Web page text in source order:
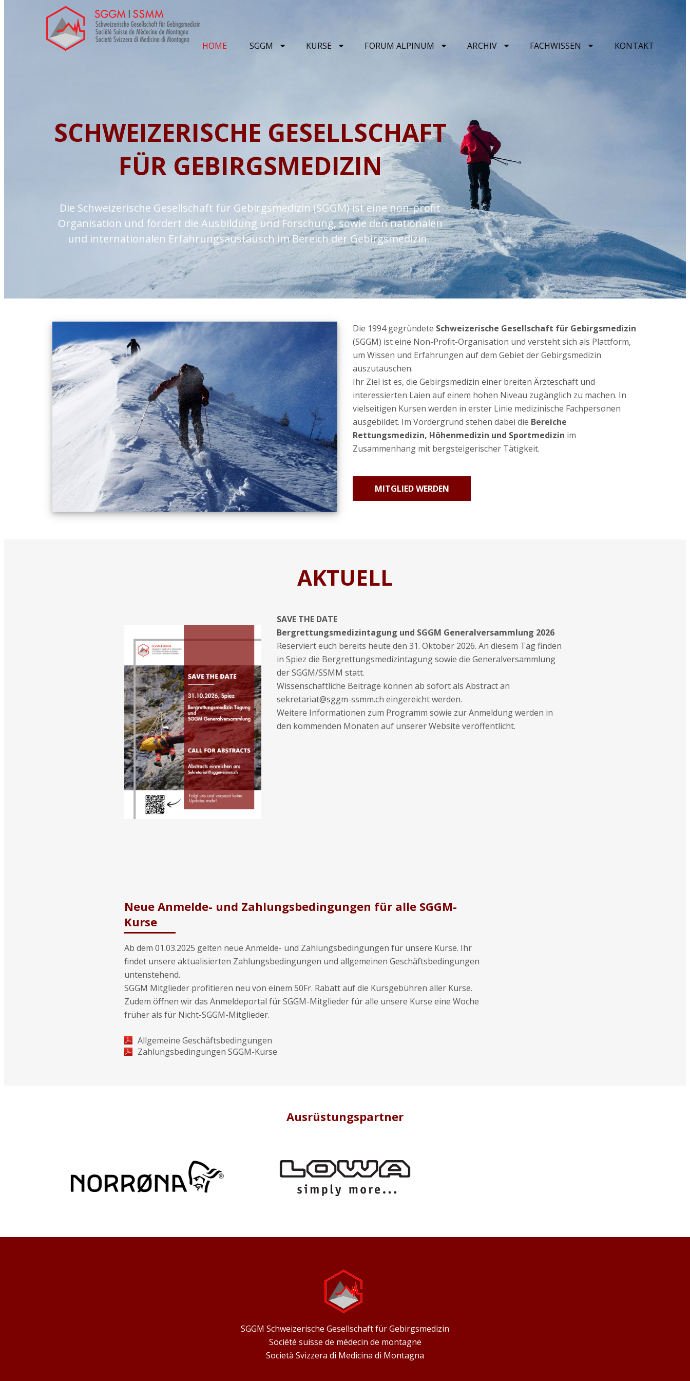
HOME SGGM KURSE FORUM ALPINUM ARCHIV FACHWISSEN KONTAKT
SCHWEIZERISCHE GESELLSCHAFT
FÜR GEBIRGSMEDIZIN
Die Schweizerische Gesellschaft für Gebirgsmedizin (SGGM) ist eine non-profit
Organisation und fördert die Ausbildung und Forschung, sowie den nationalen
und internationalen Erfahrungsaustausch im Bereich der Gebirgsmedizin.
Die 1994 gegründete Schweizerische Gesellschaft für Gebirgsmedizin
(SGGM) ist eine Non-Profit-Organisation und versteht sich als Plattform,
um Wissen und Erfahrungen auf dem Gebiet der Gebirgsmedizin
auszutauschen.
Ihr Ziel ist es, die Gebirgsmedizin einer breiten Ärzteschaft und
interessierten Laien auf einem hohen Niveau zugänglich zu machen. In
vielseitigen Kursen werden in erster Linie medizinische Fachpersonen
ausgebildet. Im Vordergrund stehen dabei die Bereiche
Rettungsmedizin, Höhenmedizin und Sportmedizin im
Zusammenhang mit bergsteigerischer Tätigkeit.
MITGLIED WERDEN
AKTUELL
SAVE THE DATE
Bergrettungsmedizintagung und SGGM Generalversammlung 2026
Reserviert euch bereits heute den 31. Oktober 2026. An diesem Tag finden
in Spiez die Bergrettungsmedizintagung sowie die Generalversammlung
der SGGM/SSMM statt.
Wissenschaftliche Beiträge können ab sofort als Abstract an
sekretariat@sggm-ssmm.ch eingereicht werden.
Weitere Informationen zum Programm sowie zur Anmeldung werden in
den kommenden Monaten auf unserer Website veröffentlicht.
Neue Anmelde- und Zahlungsbedingungen für alle SGGM-
Kurse
Ab dem 01.03.2025 gelten neue Anmelde- und Zahlungsbedingungen für unsere Kurse. Ihr
findet unsere aktualisierten Zahlungsbedingungen und allgemeinen Geschäftsbedingungen
untenstehend.
SGGM Mitglieder profitieren neu von einem 50Fr. Rabatt auf die Kursgebühren aller Kurse.
Zudem öffnen wir das Anmeldeportal für SGGM-Mitglieder für alle unsere Kurse eine Woche
früher als für Nicht-SGGM-Mitglieder.
Allgemeine Geschäftsbedingungen
Zahlungsbedingungen SGGM-Kurse
Ausrüstungspartner
SGGM Schweizerische Gesellschaft für Gebirgsmedizin
Société suisse de médecin de montagne
Società Svizzera di Medicina di Montagna